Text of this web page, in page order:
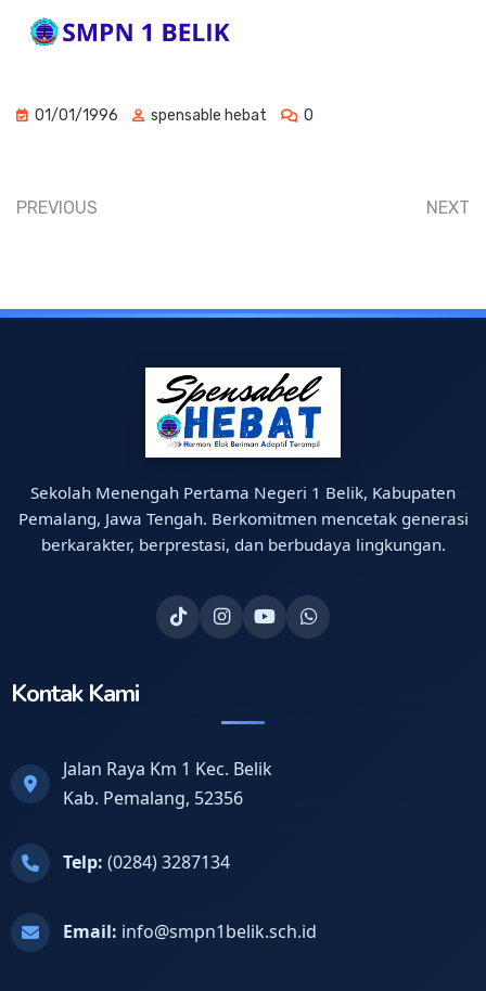
01/01/1996 spensable hebat 0
PREVIOUS NEXT
Sekolah Menengah Pertama Negeri 1 Belik, Kabupaten
Pemalang, Jawa Tengah. Berkomitmen mencetak generasi
berkarakter, berprestasi, dan berbudaya lingkungan.
Kontak Kami
Jalan Raya Km 1 Kec. Belik
Kab. Pemalang, 52356
Telp: (0284) 3287134
Email: info@smpn1belik.sch.id